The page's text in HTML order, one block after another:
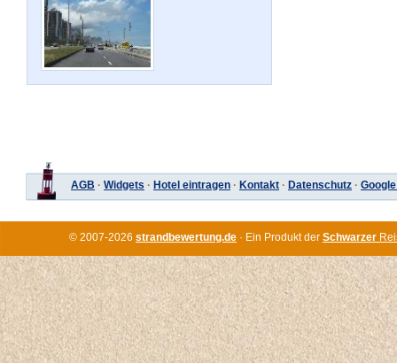
AGB · Widgets · Hotel eintragen · Kontakt · Datenschutz ·
© 2007-2026 strandbewertung.de · Ein Produkt der Schwarzer